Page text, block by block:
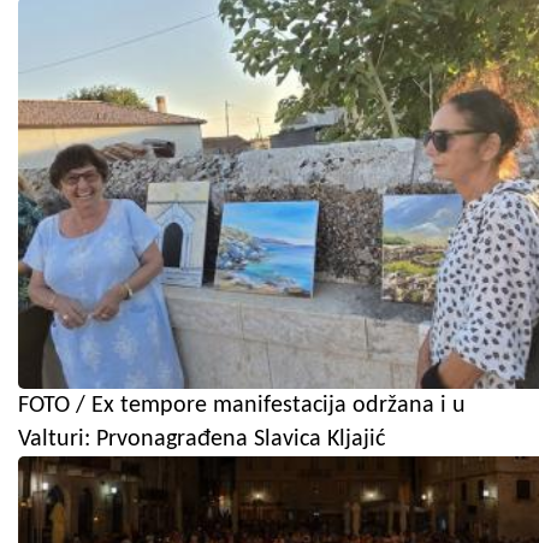
FOTO / Ex tempore manifestacija održana i u
Valturi: Prvonagrađena Slavica Kljajić